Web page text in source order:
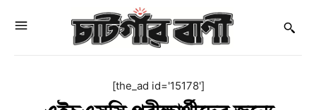
[the_ad id='15178']